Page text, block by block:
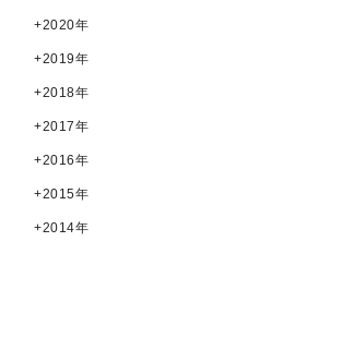
2020年
2019年
2018年
2017年
2016年
2015年
2014年